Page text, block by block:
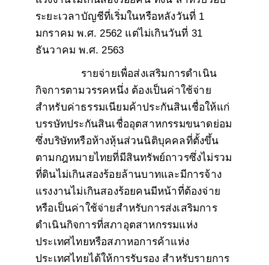
ระยะเวลาบัญชีที่เริ่มในหรือหลังวันที่ 1
มกราคม พ.ศ. 2562 แต่ไม่เกินวันที่ 31
ธันวาคม พ.ศ. 2563
รายจ่ายเพื่อส่งเสริมการดำเนิน
กิจการตามวรรคหนึ่ง ต้องเป็นค่าใช้จ่าย
สำหรับค่าธรรมเนียมค้าประกันสินเชื่อให้แก่
บรรษัทประกันสินเชื่ออุตสาหกรรมขนาดย่อม
ซึ่งบริษัทหรือห้างหุ้นส่วนนิติบุคคลที่ตั้งขึ้น
ตามกฎหมายไทยที่มีสินทรัพย์ถาวรซึ่งไม่รวม
ที่ดินไม่เกินสองร้อยล้านบาทและมีการจ้าง
แรงงานไม่เกินสองร้อยคนมีหน้าที่ต้องจ่าย
หรือเป็นค่าใช้จ่ายสำหรับการส่งเสริมการ
ดำเนินกิจการที่สภาอุตสาหกรรมแห่ง
ประเทศไทยหรือสภาหอการค้าแห่ง
ประเทศไทยได้ให้การรับรอง สำหรับรายการ